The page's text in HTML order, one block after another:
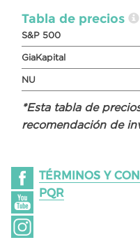
Tabla de precios
S&P 500
GiaKapital
NU
*Esta tabla de
recomendación de
TÉRMINOS Y
PQR